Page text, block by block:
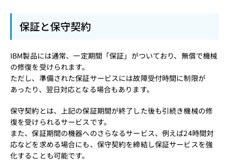
保証と保守契約
IBM製品には通常、一定期間「保証」がついており、無償で機械
の修復を受けられます。
ただし、準備された保証サービスには故障受付時間に制限が
あったり、翌日対応となる場合もあります。
保守契約とは、上記の保証期間が終了した後も引続き機械の修
復を受けられるサービスです。
また、保証期間の機器へのさらなるサービス、例えば24時間対
応などを求める場合にも、保守契約を締結し保証サービスを強
化することも可能です。